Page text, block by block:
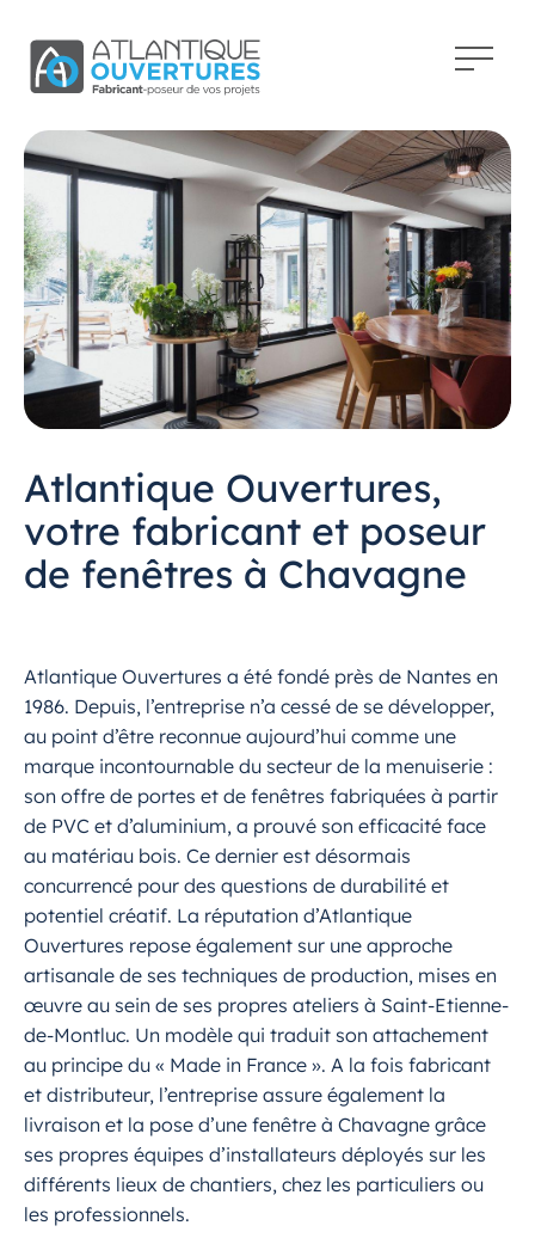
Atlantique Ouvertures,
votre fabricant et poseur
de fenêtres à Chavagne
Atlantique Ouvertures a été fondé près de Nantes en
1986. Depuis, l’entreprise n’a cessé de se développer,
au point d’être reconnue aujourd’hui comme une
marque incontournable du secteur de la menuiserie :
son offre de portes et de fenêtres fabriquées à partir
de PVC et d’aluminium, a prouvé son efficacité face
au matériau bois. Ce dernier est désormais
concurrencé pour des questions de durabilité et
potentiel créatif. La réputation d’Atlantique
Ouvertures repose également sur une approche
artisanale de ses techniques de production, mises en
œuvre au sein de ses propres ateliers à Saint-Etienne-
de-Montluc. Un modèle qui traduit son attachement
au principe du « Made in France ». A la fois fabricant
et distributeur, l’entreprise assure également la
livraison et la pose d’une fenêtre à Chavagne grâce
ses propres équipes d’installateurs déployés sur les
différents lieux de chantiers, chez les particuliers ou
les professionnels.